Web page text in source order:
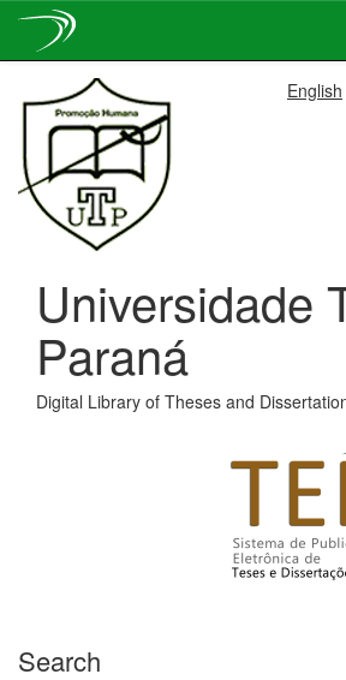
navigation
English
Universidade
Paraná
Digital Library of Theses and
Search